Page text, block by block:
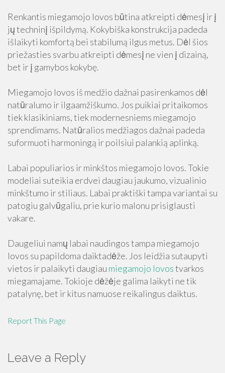
Renkantis miegamojo lovos būtina atkreipti dėmesį ir į
jų techninį išpildymą. Kokybiška konstrukcija padeda
išlaikyti komfortą bei stabilumą ilgus metus. Dėl šios
priežasties svarbu atkreipti dėmesį ne vien į dizainą,
bet ir į gamybos kokybę.
Miegamojo lovos iš medžio dažnai pasirenkamos dėl
natūralumo ir ilgaamžiškumo. Jos puikiai pritaikomos
tiek klasikiniams, tiek modernesniems miegamojo
sprendimams. Natūralios medžiagos dažnai padeda
suformuoti harmoningą ir poilsiui palankią aplinką.
Labai populiarios ir minkštos miegamojo lovos. Tokie
modeliai suteikia erdvei daugiau jaukumo, vizualinio
minkštumo ir stiliaus. Labai praktiški tampa variantai su
patogiu galvūgaliu, prie kurio malonu prisiglausti
vakare.
Daugeliui namų labai naudingos tampa miegamojo
lovos su papildoma daiktadėže. Jos leidžia sutaupyti
vietos ir palaikyti daugiau miegamojo lovostvarkos
miegamajame. Tokioje dėžėje galima laikyti ne tik
patalynę, bet ir kitus namuose reikalingus daiktus.
Report This Page
Leave a Reply